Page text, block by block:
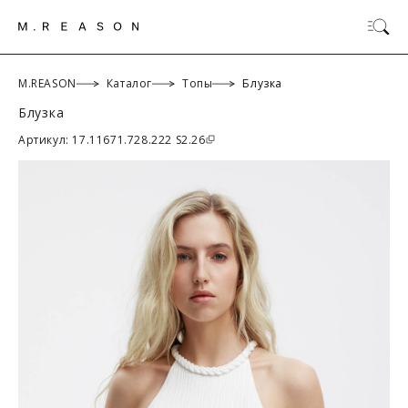
M.REASON Каталог Топы Блузка
Блузка
Артикул: 17.11671.728.222 S2.26